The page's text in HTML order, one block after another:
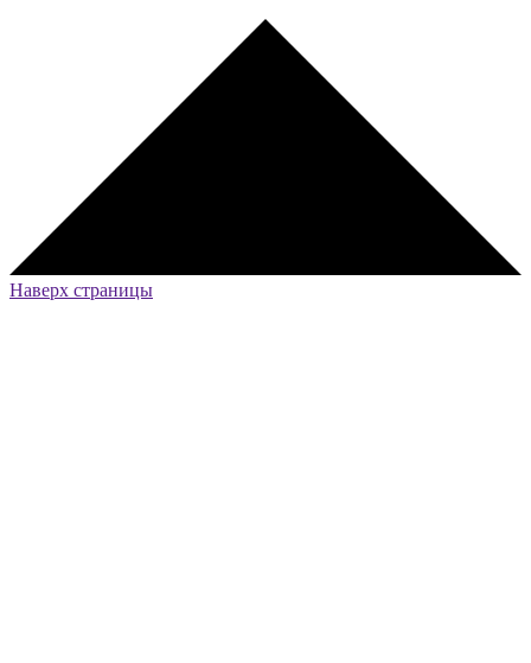
Наверх страницы